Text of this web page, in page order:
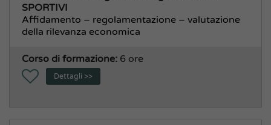
SPORTIVI
Affidamento – regolamentazione – valutazione
della rilevanza economica
Corso di formazione: 6 ore
Dettagli >>